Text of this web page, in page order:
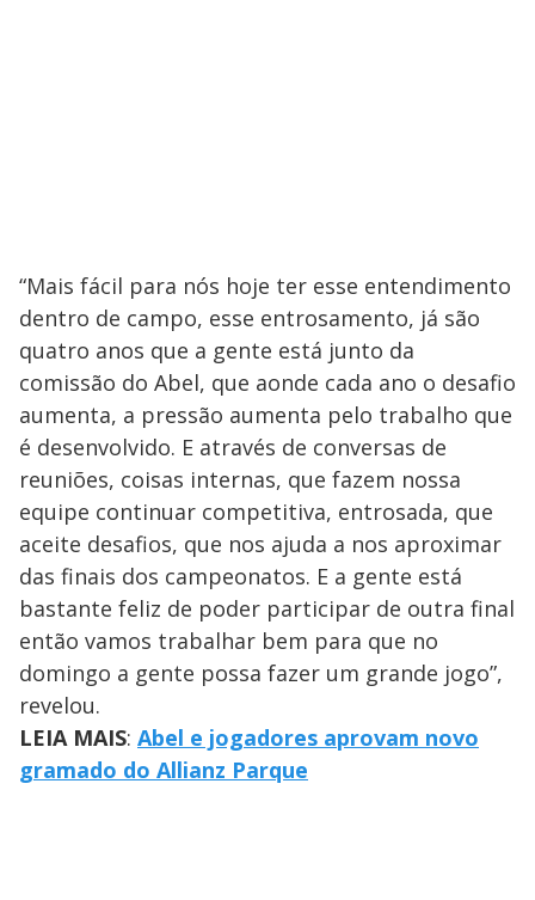
“Mais fácil para nós hoje ter esse entendimento
dentro de campo, esse entrosamento, já são
quatro anos que a gente está junto da
comissão do Abel, que aonde cada ano o desafio
aumenta, a pressão aumenta pelo trabalho que
é desenvolvido. E através de conversas de
reuniões, coisas internas, que fazem nossa
equipe continuar competitiva, entrosada, que
aceite desafios, que nos ajuda a nos aproximar
das finais dos campeonatos. E a gente está
bastante feliz de poder participar de outra final
então vamos trabalhar bem para que no
domingo a gente possa fazer um grande jogo”,
revelou.
LEIA MAIS: Abel e jogadores aprovam novo
gramado do Allianz Parque